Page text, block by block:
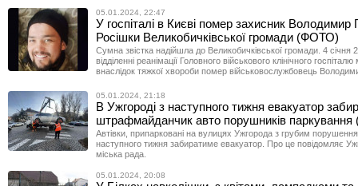
05.01.2024, 22:47
У госпіталі в Києві помер захисник Володимир
Росішки Великобичківської громади (ФОТО)
Сумна звістка надійшла до Великобичківської громади. 4 січня
відділенні реанімації Головного військового клінічного
внаслідок тяжкої хвороби помер військовослужбовець
05.01.2024, 21:18
В Ужгороді з наступного тижня евакуатор
штрафмайданчик авто порушників
Автівки, припарковані на вулицях Ужгорода з грубим
наступного тижня забиратиме евакуатор. Про це повідомляє
міська рада.
05.01.2024, 20:08